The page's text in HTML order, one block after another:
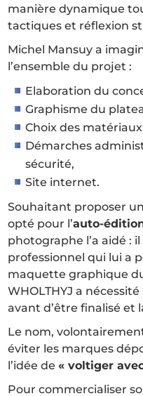
manière dynamique
tactiques et réflexion
Michel Mansuy a
l’ensemble du projet :
Elaboration du
Graphisme du
Choix des
Démarches
sécurité,
Site internet.
Souhaitant proposer
opté pour l’auto-
photographe l’a aidé :
professionnel qui lui a
maquette graphique
WHOLTHYJ a
avant d’être finalisé et
Le nom,
éviter les marques
l’idée de« voltiger
Pour commercialiser